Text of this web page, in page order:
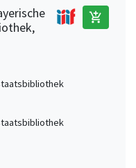
add_shopping_cart